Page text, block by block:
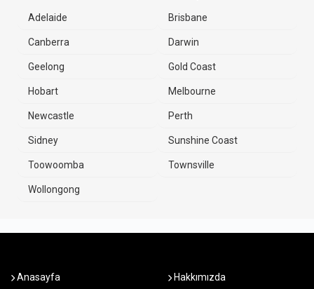
Adelaide Brisbane
Canberra Darwin
Geelong Gold Coast
Hobart Melbourne
Newcastle Perth
Sidney Sunshine Coast
Toowoomba Townsville
Wollongong
Anasayfa
Hakkımızda